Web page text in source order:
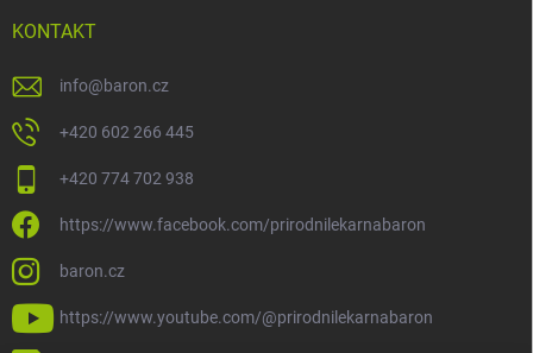
KONTAKT
info@baron.cz
+420 602 266 445
+420 774 702 938
https://www.facebook.com/prirodnilekarnabaron
baron.cz
https://www.youtube.com/@prirodnilekarnabaron